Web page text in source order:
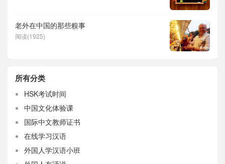
老外在中国的那些糗事
阅读(1925)
所有分类
HSK考试时间
中国文化体验课
国际中文教师证书
在线学习汉语
外国人学汉语小班